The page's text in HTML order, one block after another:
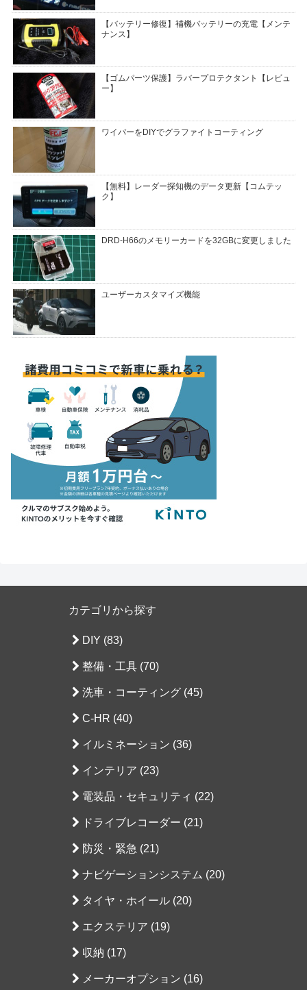
【バッテリー修復】補機バッテリーの充電【メンテ
ナンス】
【ゴムパーツ保護】ラバープロテクタント【レビュ
ー】
ワイパーをDIYでグラファイトコーティング
【無料】レーダー探知機のデータ更新【コムテッ
ク】
DRD-H66のメモリーカードを32GBに変更しました
ユーザーカスタマイズ機能
カテゴリから探す
DIY (83)
整備・工具 (70)
洗車・コーティング (45)
C-HR (40)
イルミネーション (36)
インテリア (23)
電装品・セキュリティ (22)
ドライブレコーダー (21)
防災・緊急 (21)
ナビゲーションシステム (20)
タイヤ・ホイール (20)
エクステリア (19)
収納 (17)
メーカーオプション (16)